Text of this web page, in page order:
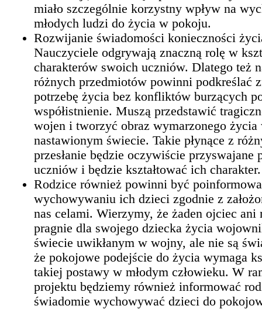
miało szczególnie korzystny wpływ na
młodych ludzi do życia w pokoju.
Rozwijanie świadomości konieczności
Nauczyciele odgrywają znaczną rolę w
charakterów swoich uczniów. Dlatego też
różnych przedmiotów powinni podkreślać
potrzebę życia bez konfliktów burzących
współistnienie. Muszą przedstawić
wojen i tworzyć obraz wymarzonego
nastawionym świecie. Takie płynące z
przesłanie będzie oczywiście przyswajane
uczniów i będzie kształtować ich charakter.
Rodzice również powinni być
wychowywaniu ich dzieci zgodnie z
nas celami. Wierzymy, że żaden ojciec ani
pragnie dla swojego dziecka życia
świecie uwikłanym w wojny, ale nie są
że pokojowe podejście do życia wymaga
takiej postawy w młodym człowieku. W
projektu będziemy również informować
świadomie wychowywać dzieci do